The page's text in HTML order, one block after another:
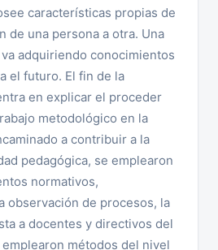
características propias de
de una persona a otra. Una
adquiriendo conocimientos
el futuro. El fin de la
en explicar el proceder
metodológico en la
a contribuir a la
pedagógica, se emplearon
normativos,
observación de procesos, la
a docentes y directivos del
métodos del nivel